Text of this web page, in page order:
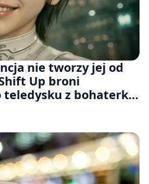
nie tworzy jej od
Up broni
z bohaterką
Rain